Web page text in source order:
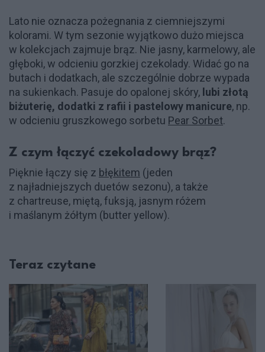
Lato nie oznacza pożegnania z ciemniejszymi
kolorami. W tym sezonie wyjątkowo dużo miejsca
w kolekcjach zajmuje brąz. Nie jasny, karmelowy, ale
głęboki, w odcieniu gorzkiej czekolady. Widać go na
butach i dodatkach, ale szczególnie dobrze wypada
na sukienkach. Pasuje do opalonej skóry, lubi złotą
biżuterię, dodatki z rafii i pastelowy manicure, np.
w odcieniu gruszkowego sorbetu Pear Sorbet.
Z czym łączyć czekoladowy brąz?
Pięknie łączy się z błękitem (jeden
z najładniejszych duetów sezonu), a także
z chartreuse, miętą, fuksją, jasnym różem
i maślanym żółtym (butter yellow).
Teraz czytane